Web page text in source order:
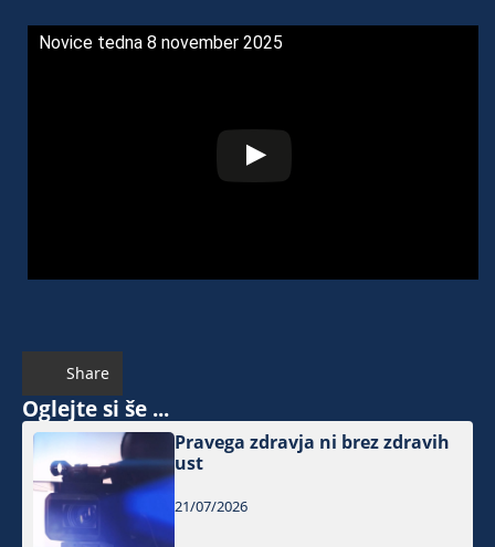
Novice tedna 8 november 2025
Share
Oglejte si še ...
Pravega zdravja ni brez zdravih
ust
21/07/2026